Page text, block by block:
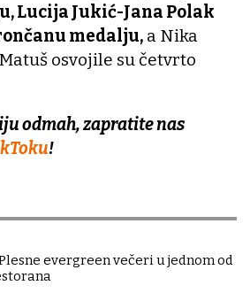
Plesne evergreen večeri u jednom od
Lucija Jukić-Jana Polak
medalju, a Nika
osvojile su četvrto
odmah, zapratite nas
!